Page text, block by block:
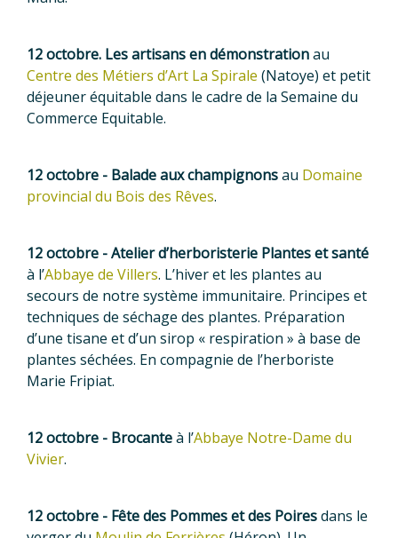
12 octobre. Les artisans en démonstrationau
Centre des Métiers d’Art La Spirale (Natoye) et petit
déjeuner équitable dans le cadre de la Semaine du
Commerce Equitable.
12 octobre - Balade aux champignonsau Domaine
provincial du Bois des Rêves.
12 octobre - Atelier d’herboristerie Plantes et santé
à l’Abbaye de Villers. L’hiver et les plantes au
secours de notre système immunitaire. Principes et
techniques de séchage des plantes. Préparation
d’une tisane et d’un sirop « respiration » à base de
plantes séchées. En compagnie de l’herboriste
Marie Fripiat.
12 octobre - Brocanteà l’Abbaye Notre-Dame du
Vivier.
12 octobre - Fête des Pommes et des Poiresdans le